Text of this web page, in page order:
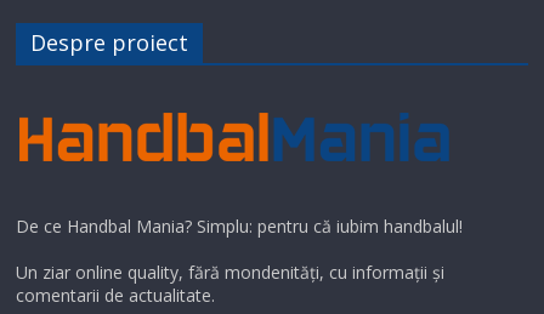
Despre proiect
De ce Handbal Mania? Simplu: pentru că iubim handbalul!
Un ziar online quality, fără mondenități, cu informații și
comentarii de actualitate.